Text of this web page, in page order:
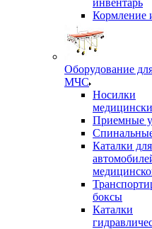
инвентарь
Кормление
Оборудование
МЧС
Носилки
Приемные
Каталки для
боксы
Каталки